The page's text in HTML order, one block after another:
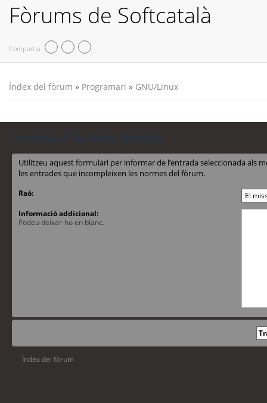
Fòrums de Softcatalà
Compartiu
Índex del fòrum » Programari » GNU/Linux
Utilitzeu aquest formulari per informar de l’entrada seleccionada als
les entrades que incompleixen les normes del fòrum.
Raó:
Informació addicional:
Podeu deixar-ho en blanc.
Índex del fòrum